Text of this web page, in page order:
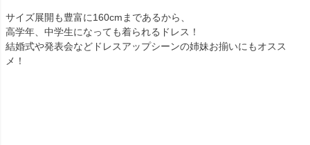
サイズ展開も豊富に160cmまであるから、
高学年、中学生になっても着られるドレス！
結婚式や発表会などドレスアップシーンの姉妹お揃いにもオスス
メ！